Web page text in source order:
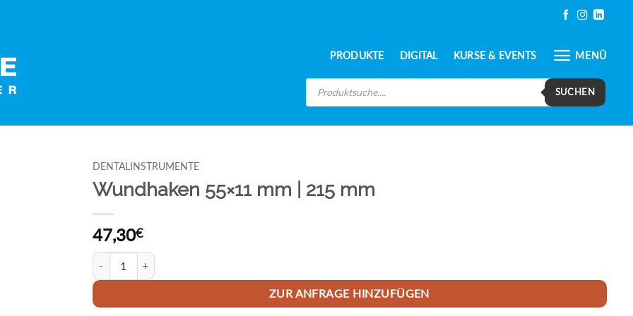
PRODUKTE DIGITAL KURSE & EVENTS MENÜ
Products
search
SUCHEN
DENTALINSTRUMENTE
Wundhaken 55×11 mm | 215 mm
47,30€
Wundhaken 55x11 mm | 215 mm Menge
ZUR ANFRAGE HINZUFÜGEN